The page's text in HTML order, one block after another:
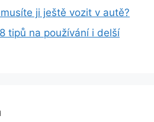
ji ještě vozit v autě?
tipů na používání i delší